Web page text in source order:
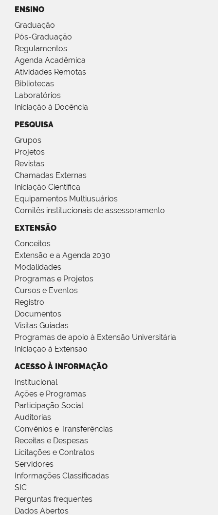
ENSINO
Graduação
Pós-Graduação
Regulamentos
Agenda Acadêmica
Atividades Remotas
Bibliotecas
Laboratórios
Iniciação à Docência
PESQUISA
Grupos
Projetos
Revistas
Chamadas Externas
Iniciação Científica
Equipamentos Multiusuários
Comitês institucionais de assessoramento
EXTENSÃO
Conceitos
Extensão e a Agenda 2030
Modalidades
Programas e Projetos
Cursos e Eventos
Registro
Documentos
Visitas Guiadas
Programas de apoio à Extensão Universitária
Iniciação à Extensão
ACESSO À INFORMAÇÃO
Institucional
Ações e Programas
Participação Social
Auditorias
Convênios e Transferências
Receitas e Despesas
Licitações e Contratos
Servidores
Informações Classificadas
SIC
Perguntas frequentes
Dados Abertos